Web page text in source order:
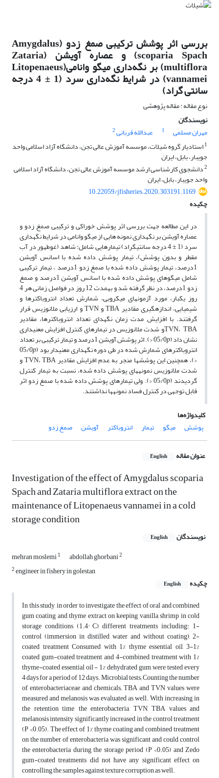
بررسی اثر پوشش ترکیبی صمغ زدو (Amygdalus
scoparia Spach) و عصاره آویشن (Zataria
multiflora) بر نگه‌داری میگو وانامی(Litopenaeus
vannamei) در شرایط نگه‌داری سرد (1 ± 4 درجه
سانتی گراد)
نوع مقاله : مقاله پژوهشی
نویسندگان
مهران مسلمی
1 عبدالله قربانی2
1استادیار گروه شیلات، موسسه آموزش عالی تجن، دانشگاه آزاد اسلامی واحد
جویبار، بابل، ایران
2دانشجوی کارشناسی ارشد موسسه آموزش عالی تجن، دانشگاه آزاد اسلامی
واحد جویبار، بابل، ایران
10.22059/jfisheries.2020.303191.1169
چکیده
در این مطالعه جهت بررسی اثر پوشش خوراکی و ترکیبی صمغ زدو و
عصاره آویشن بر نگه­داری نمونه هایی از میگو وانامی در شرایط نگه­داری
سرد (1 ± 4 درجه سانتی­گراد) تیمارهایی شامل: شاهد (غوطه­ور در آب
مقطر و بدون پوشش)، تیمار پوشش داده شده با اسانس آویشن
1درصد، تیمار پوشش داده شده با صمغ زدو 1درصد ، تیمار ترکیبی
شامل میگوهای پوشش داده شده با اسانس آویشن 1درصد و صمغ
زدو 1درصد، در نظر گرفته شد و به­مدت 12 روز در فواصل زمانی هر 4
روز یک­بار، مورد آزمون­های میکروبی، شمارش تعداد انتروباکترها و
شیمیایی، اندازه­گیری مقادیر TBA و TVN و ارزیابی ملانوزیس قرار
گرفتند. با افزایش مدت زمان نگه­دای تعداد انتروباکترها، مقادیر
TVN، TBAو شدت ملانوزیس در تیمارهای کنترل افزایش معنی­داری
نشان داد (05/0p <). اثر پوشش آویشن 1درصد و تیمار ترکیبی بر تعداد
انتروباکترهای شمارش شده در طی دوره نگه­داری معنی­دار بود (05/0p
<)، هم­چنین این پوشش­ها منجر به عدم افزایش مقادیر TVN، TBA و
شدت ملانوزیس نمونه­های پوشش داده شده، نسبت به تیمار کنترل
گردیدند (05/0p <). ولی تیمارهای پوشش داده شده با صمغ زدو اثر
قابل توجهی در کنترل فساد نمونه­ها نداشتند.
کلیدواژه‌ها
پوشش
میگو تیمار انتروباکتر آویشن صمغ زدو
عنوان مقاله English
Investigation of the effect of Amygdalus scoparia
Spach and Zataria multiflora extract on the
maintenance of Litopenaeus vannamei in a cold
storage condition
نویسندگان English
mehran moslemi1 abdollah ghorbani2
2engineer in fishery in golestan
چکیده
English
In this study, in order to investigate the effect of oral and combined
gum coating and thyme extract on keeping vanilla shrimp in cold
storage conditions (1.4° C), different treatments including: 1-
control (immersion in distilled water and without coating), 2-
coated treatment Consumed with 1% thyme essential oil, 3-1%
coated gum-coated treatment and 4-combined treatment with 1%
thyme-coated essential oil - 1% dehydrated gum, were tested every
4 days for a period of 12 days. Microbial tests; Counting the number
of enterobacteriaceae and chemicals; TBA and TVN values ​​were
measured and melanosis was evaluated as well. With increasing in
the retention time, the enterobacteria, TVN, TBA values ​​and
melanosis intensity significantly increased in the control treatment
(P <0.05). The effect of 1% thyme coating and combined treatment
on the number of enterobacteria was significant and could control
the enterobacteria during the storage period (P <0.05) and Zedo
gum-coated treatments did not have any significant effect on
controlling the samples against texture corruption as well.